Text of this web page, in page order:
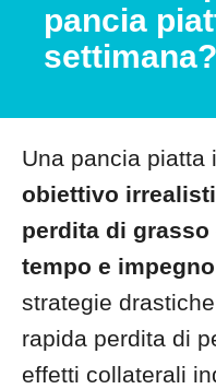
pancia
settimana?
Una pancia piatta
obiettivo
perdita di
tempo e
strategie
rapida perdita di
effetti collaterali